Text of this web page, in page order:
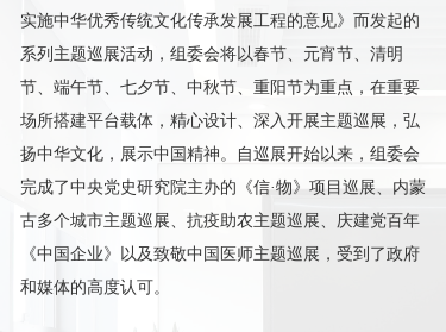
实施中华优秀传统文化传承发展工程的意见》而发起的
系列主题巡展活动，组委会将以春节、元宵节、清明
节、端午节、七夕节、中秋节、重阳节为重点，在重要
场所搭建平台载体，精心设计、深入开展主题巡展，弘
扬中华文化，展示中国精神。自巡展开始以来，组委会
完成了中央党史研究院主办的《信·物》项目巡展、内蒙
古多个城市主题巡展、抗疫助农主题巡展、庆建党百年
《中国企业》以及致敬中国医师主题巡展，受到了政府
和媒体的高度认可。